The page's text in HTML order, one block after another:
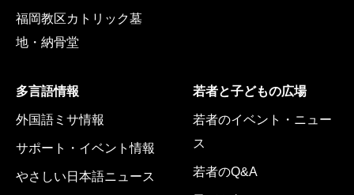
福岡教区カトリック墓
地・納骨堂
多言語情報
外国語ミサ情報
サポート・イベント情報
やさしい日本語ニュース
若者と子どもの広場
若者のイベント・ニュー
ス
若者のQ&A